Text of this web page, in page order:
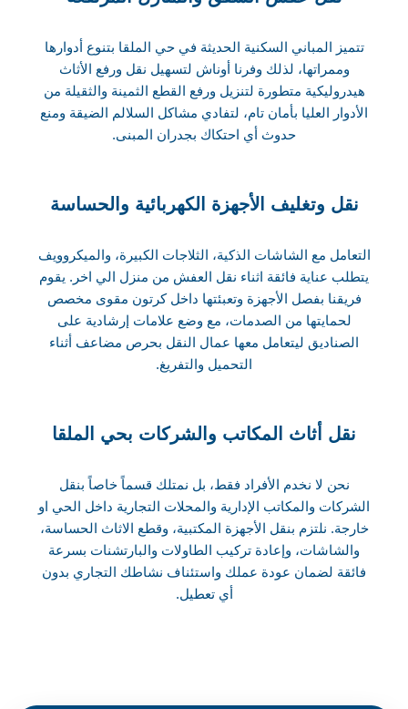
تتميز المباني السكنية الحديثة في حي الملقا بتنوع أدوارها
وممراتها، لذلك وفرنا أوناش لتسهيل نقل ورفع الأثاث
هيدروليكية متطورة لتنزيل ورفع القطع الثمينة والثقيلة من
الأدوار العليا بأمان تام، لتفادي مشاكل السلالم الضيقة ومنع
حدوث أي احتكاك بجدران المبنى.
نقل وتغليف الأجهزة الكهربائية والحساسة
التعامل مع الشاشات الذكية، الثلاجات الكبيرة، والميكروويف
يتطلب عناية فائقة اثناء نقل العفش من منزل الي اخر. يقوم
فريقنا بفصل الأجهزة وتعبئتها داخل كرتون مقوى مخصص
لحمايتها من الصدمات، مع وضع علامات إرشادية على
الصناديق ليتعامل معها عمال النقل بحرص مضاعف أثناء
التحميل والتفريغ.
نقل أثاث المكاتب والشركات بحي الملقا
نحن لا نخدم الأفراد فقط، بل نمتلك قسماً خاصاً بنقل
الشركات والمكاتب الإدارية والمحلات التجارية داخل الحي او
خارجة. نلتزم بنقل الأجهزة المكتبية، وقطع الاثاث الحساسة،
والشاشات، وإعادة تركيب الطاولات والبارتشنات بسرعة
فائقة لضمان عودة عملك واستئناف نشاطك التجاري بدون
أي تعطيل.